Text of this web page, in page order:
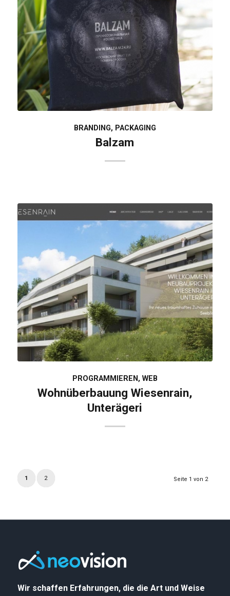
BRANDING, PACKAGING
Balzam
PROGRAMMIEREN , WEB
Wohnüberbauung Wiesenrain,
Unterägeri
Seite 1 von 2
1 2
Wir schaffen Erfahrungen, die die Art und Weise